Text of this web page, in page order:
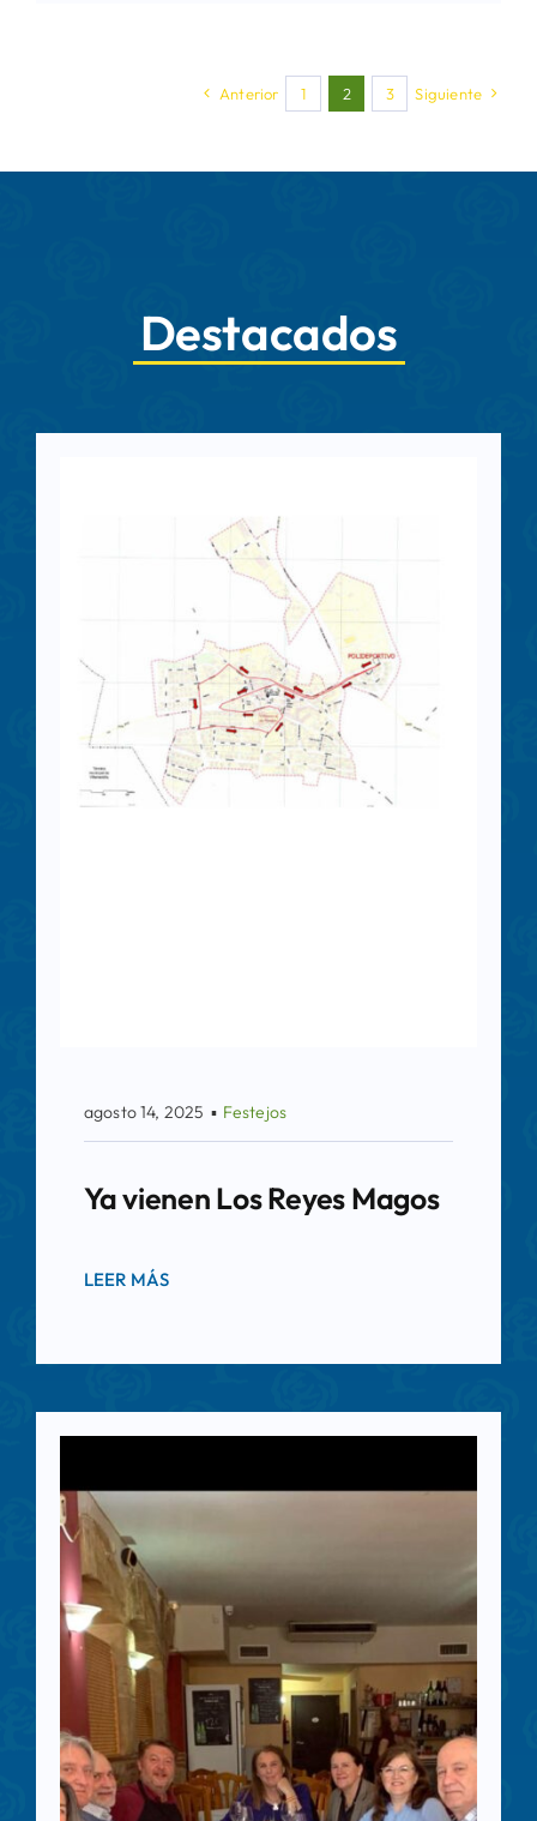
Anterior 1 2 3 Siguiente
Destacados
agosto 14, 2025 ▪ Festejos
Ya vienen Los Reyes Magos
LEER MÁS